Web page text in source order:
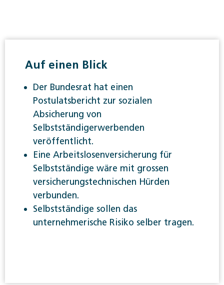
Auf einen Blick
Der Bundesrat hat einen
Postulatsbericht zur sozialen
Absicherung von
Selbstständigerwerbenden
veröffentlicht.
Eine Arbeitslosenversicherung für
Selbstständige wäre mit grossen
versicherungstechnischen Hürden
verbunden.
Selbstständige sollen das
unternehmerische Risiko selber tragen.